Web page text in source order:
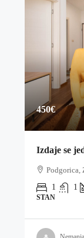
450€
Izdaje se
Podgorica,
1
1
STAN